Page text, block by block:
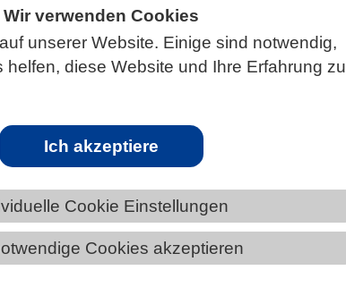
Wir verwenden Cookies
unserer Website. Einige sind notwendig,
diese Website und Ihre Erfahrung zu
Ich akzeptiere
Cookie Einstellungen
Cookies akzeptieren
ist in vielen Regionen der Erde eine